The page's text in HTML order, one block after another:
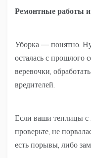
Ремонтные работы
Уборка — понятно.
осталась с прошлого
веревочки,
вредителей.
Если ваши теплицы
проверьте, не
есть порывы, либо